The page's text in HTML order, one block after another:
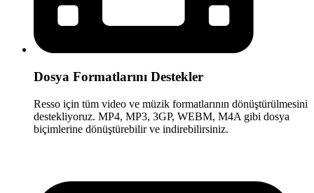
Dosya Formatlarını Destekler
Resso için tüm video ve müzik formatlarının dönüştürülmesini
destekliyoruz. MP4, MP3, 3GP, WEBM, M4A gibi dosya
biçimlerine dönüştürebilir ve indirebilirsiniz.